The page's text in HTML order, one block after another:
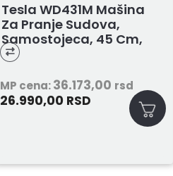
Tesla WD431M Mašina
Za Pranje Sudova,
Samostojeca, 45 Cm,
Bela
MP cena:36.173,00 rsd
26.990,00 RSD